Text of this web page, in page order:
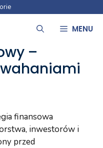
MENU
–
finansowa
inwestorów i
przed